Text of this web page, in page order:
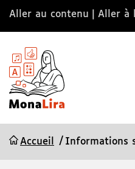
Aller au contenu Aller à
Accueil Informations